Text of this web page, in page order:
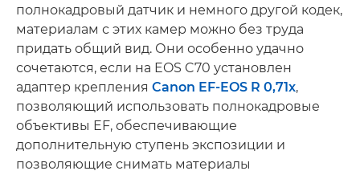
полнокадровый датчик и немного другой кодек,
материалам с этих камер можно без труда
придать общий вид. Они особенно удачно
сочетаются, если на EOS C70 установлен
адаптер крепления Canon EF-EOS R 0,71x,
позволяющий использовать полнокадровые
объективы EF, обеспечивающие
дополнительную ступень экспозиции и
позволяющие снимать материалы